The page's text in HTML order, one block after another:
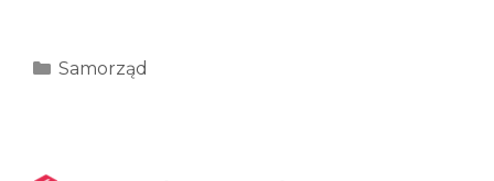
Kategorie
Samorząd